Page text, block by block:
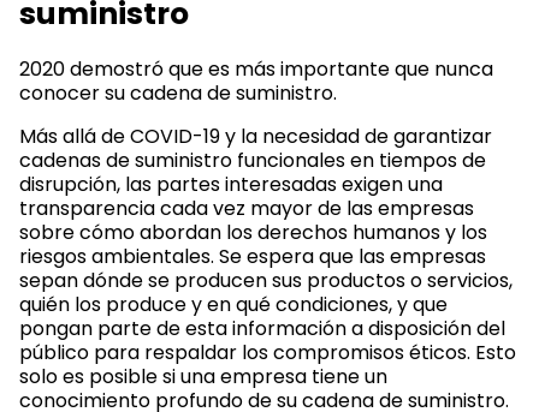
suministro
2020 demostró que es más importante que nunca
conocer su cadena de suministro.
Más allá de COVID-19 y la necesidad de garantizar
cadenas de suministro funcionales en tiempos de
disrupción, las partes interesadas exigen una
transparencia cada vez mayor de las empresas
sobre cómo abordan los derechos humanos y los
riesgos ambientales. Se espera que las empresas
sepan dónde se producen sus productos o servicios,
quién los produce y en qué condiciones, y que
pongan parte de esta información a disposición del
público para respaldar los compromisos éticos. Esto
solo es posible si una empresa tiene un
conocimiento profundo de su cadena de suministro.